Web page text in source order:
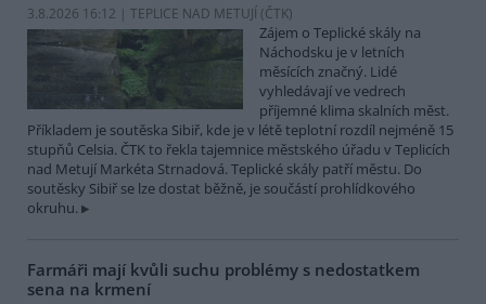
3.8.2026 16:12 | TEPLICE NAD METUJÍ (ČTK)
Zájem o Teplické skály na
Náchodsku je v letních
měsících značný. Lidé
vyhledávají ve vedrech
příjemné klima skalních měst.
Příkladem je soutěska Sibiř, kde je v létě teplotní rozdíl nejméně 15
stupňů Celsia. ČTK to řekla tajemnice městského úřadu v Teplicích
nad Metují Markéta Strnadová. Teplické skály patří městu. Do
soutěsky Sibiř se lze dostat běžně, je součástí prohlídkového
okruhu.
Farmáři mají kvůli suchu problémy s nedostatkem
sena na krmení